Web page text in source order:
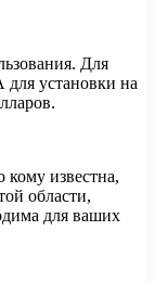
Для
установки на
кому известна,
области,
для ваших